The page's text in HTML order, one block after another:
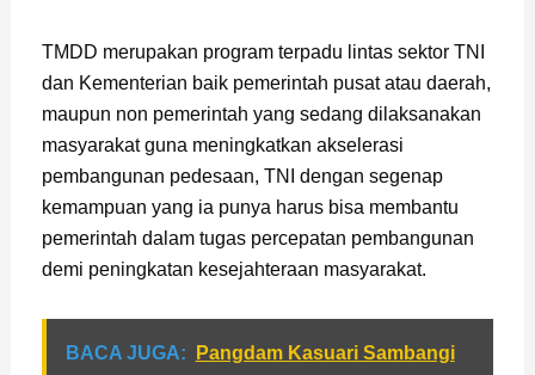
TMDD merupakan program terpadu lintas sektor TNI
dan Kementerian baik pemerintah pusat atau daerah,
maupun non pemerintah yang sedang dilaksanakan
masyarakat guna meningkatkan akselerasi
pembangunan pedesaan, TNI dengan segenap
kemampuan yang ia punya harus bisa membantu
pemerintah dalam tugas percepatan pembangunan
demi peningkatan kesejahteraan masyarakat.
BACA JUGA:
Pangdam Kasuari Sambangi